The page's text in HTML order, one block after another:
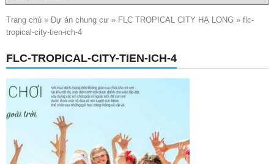
Trang chủ » Dự án chung cư » FLC TROPICAL CITY HẠ LONG » flc-
tropical-city-tien-ich-4
FLC-TROPICAL-CITY-TIEN-ICH-4